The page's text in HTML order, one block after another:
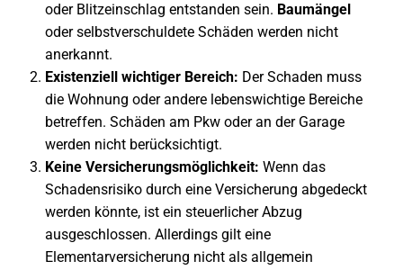
oder Blitzeinschlag entstanden sein. Baumängel
oder selbstverschuldete Schäden werden nicht
anerkannt.
Existenziell wichtiger Bereich: Der Schaden muss
die Wohnung oder andere lebenswichtige Bereiche
betreffen. Schäden am Pkw oder an der Garage
werden nicht berücksichtigt.
Keine Versicherungsmöglichkeit: Wenn das
Schadensrisiko durch eine Versicherung abgedeckt
werden könnte, ist ein steuerlicher Abzug
ausgeschlossen. Allerdings gilt eine
Elementarversicherung nicht als allgemein